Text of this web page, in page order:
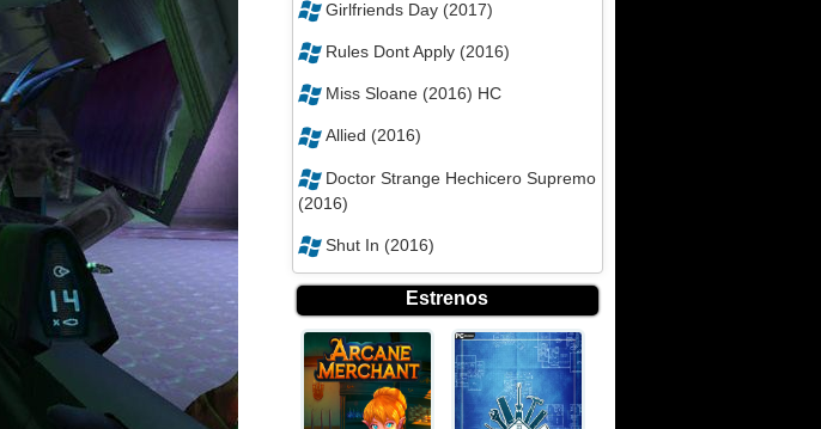
Girlfriends Day (2017)
Rules Dont Apply (2016)
Miss Sloane (2016) HC
Allied (2016)
Doctor Strange Hechicero Supremo
(2016)
Shut In (2016)
Estrenos